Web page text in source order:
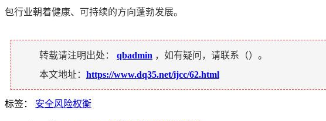
包行业朝着健康、可持续的方向蓬勃发展。
转载请注明出处： qbadmin ，如有疑问，请联系（）。
本文地址： https://www.dq35.net/ijcc/62.html
标签： 安全风险权衡